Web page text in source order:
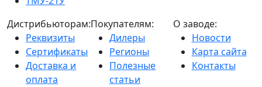
Дистрибьюторам:
Реквизиты
Сертификаты
Доставка и
оплата
Покупателям:
Дилеры
Регионы
Полезные
статьи
О заводе:
Новости
Карта сайта
Контакты